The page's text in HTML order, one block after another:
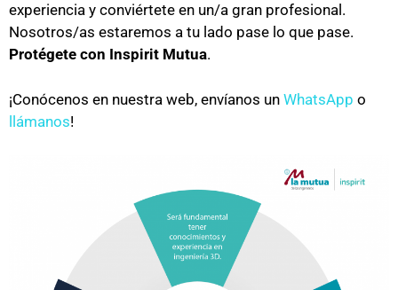
experiencia y conviértete en un/a gran profesional.
Nosotros/as estaremos a tu lado pase lo que pase.
Protégete con Inspirit Mutua.
¡Conócenos en nuestra web, envíanos un WhatsApp o
llámanos!